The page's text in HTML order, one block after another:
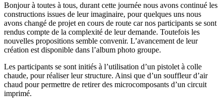
Bonjour à toutes à tous, durant cette journée nous avons continué les
constructions issues de leur imaginaire, pour quelques uns nous
avons changé de projet en cours de route car nos participants se sont
rendus compte de la complexité de leur demande. Toutefois les
nouvelles propositions semble convenir. L’avancement de leur
création est disponible dans l’album photo groupe.
Les participants se sont initiés à l’utilisation d’un pistolet à colle
chaude, pour réaliser leur structure. Ainsi que d’un souffleur d’air
chaud pour permettre de retirer des microcomposants d’un circuit
imprimé.